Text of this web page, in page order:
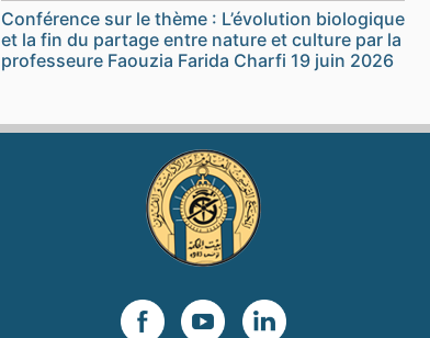
Conférence sur le thème : L’évolution biologique
et la fin du partage entre nature et culture par la
professeure Faouzia Farida Charfi 19 juin 2026